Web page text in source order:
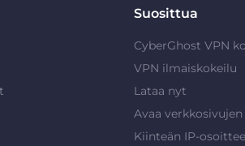
Suosittua
CyberGhost VPN
VPN ilmaiskokeilu
Lataa nyt
Avaa
Kiinteän IP-